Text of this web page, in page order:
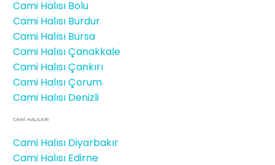
Cami Halısı Bolu
Cami Halısı Burdur
Cami Halısı Bursa
Cami Halısı Çanakkale
Cami Halısı Çankırı
Cami Halısı Çorum
Cami Halısı Denizli
CAMİ HALILARI
Cami Halısı Diyarbakır
Cami Halısı Edirne